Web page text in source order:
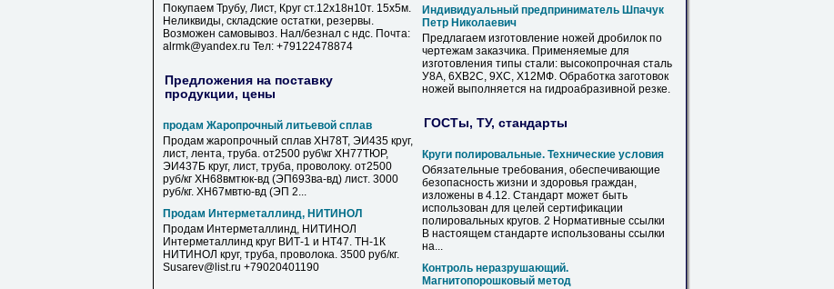
Покупаем Трубу, Лист, Круг ст.12х18н10т. 15х5м.
Неликвиды, складские остатки, резервы.
Возможен самовывоз. Нал/безнал с ндс. Почта:
alrmk@yandex.ru Тел: +79122478874
Предложения на поставку
продукции, цены
продам Жаропрочный литьевой сплав
Продам жаропрочный сплав ХН78Т, ЭИ435 круг,
лист, лента, труба. от2500 руб\кг ХН77ТЮР,
ЭИ437Б круг, лист, труба, проволоку. от2500
руб/кг ХН68вмтюк-вд (ЭП693ва-вд) лист. 3000
руб/кг. ХН67мвтю-вд (ЭП 2...
Продам Интерметаллинд, НИТИНОЛ
Продам Интерметаллинд, НИТИНОЛ
Интерметаллинд круг ВИТ-1 и НТ47. ТН-1К
НИТИНОЛ круг, труба, проволока. 3500 руб/кг.
Susarev@list.ru +79020401190
Индивидуальный предприниматель Шпачук
Петр Николаевич
Предлагаем изготовление ножей дробилок по
чертежам заказчика. Применяемые для
изготовления типы стали: высокопрочная сталь
У8А, 6ХВ2С, 9ХС, Х12МФ. Обработка заготовок
ножей выполняется на гидроабразивной резке.
ГОСТы, ТУ, стандарты
Круги полировальные. Технические условия
Обязательные требования, обеспечивающие
безопасность жизни и здоровья граждан,
изложены в 4.12. Стандарт может быть
использован для целей сертификации
полировальных кругов. 2 Нормативные ссылки
В настоящем стандарте использованы ссылки
на...
Контроль неразрушающий.
Магнитопорошковый метод